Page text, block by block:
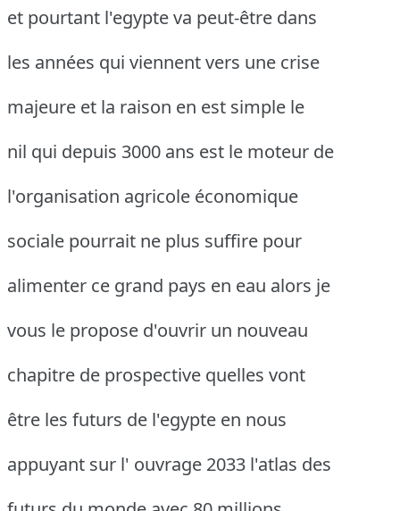
et pourtant l'egypte va peut-être dans
les années qui viennent vers une crise
majeure et la raison en est simple le
nil qui depuis 3000 ans est le moteur de
l'organisation agricole économique
sociale pourrait ne plus suffire pour
alimenter ce grand pays en eau alors je
vous le propose d'ouvrir un nouveau
chapitre de prospective quelles vont
être les futurs de l'egypte en nous
appuyant sur l' ouvrage 2033 l'atlas des